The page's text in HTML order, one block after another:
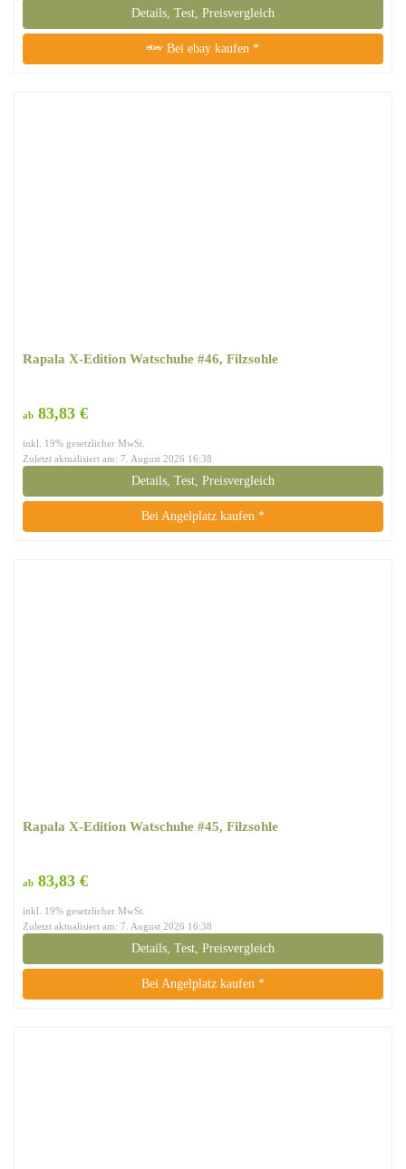
Details, Test, Preisvergleich
Bei ebay kaufen *
Rapala X-Edition Watschuhe #46, Filzsohle
ab 83,83 €
inkl. 19% gesetzlicher MwSt.
Zuletzt aktualisiert am: 7. August 2026 16:38
Details, Test, Preisvergleich
Bei Angelplatz kaufen *
Rapala X-Edition Watschuhe #45, Filzsohle
ab 83,83 €
inkl. 19% gesetzlicher MwSt.
Zuletzt aktualisiert am: 7. August 2026 16:38
Details, Test, Preisvergleich
Bei Angelplatz kaufen *